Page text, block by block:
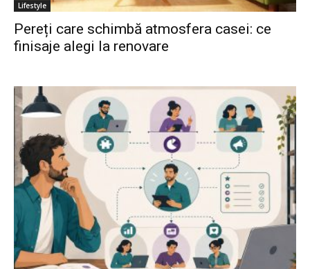
Lifestyle
Pereți care schimbă atmosfera casei: ce
finisaje alegi la renovare